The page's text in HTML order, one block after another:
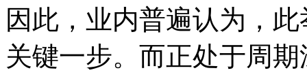
因此，业内普遍认为，
关键一步。而正处于周